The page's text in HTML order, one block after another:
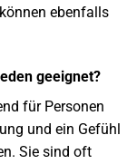
ebenfalls
geeignet?
für Personen
und ein Gefühl
Sie sind oft